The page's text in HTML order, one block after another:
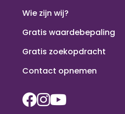
Wie zijn wij?
Gratis waardebepaling
Gratis zoekopdracht
Contact opnemen